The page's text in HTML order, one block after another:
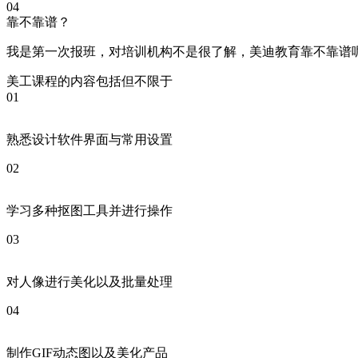
04
靠不靠谱？
我是第一次报班，对培训机构不是很了解，美迪教育靠不靠谱
美工课程的内容包括但不限于
01
熟悉设计软件界面与常用设置
02
学习多种抠图工具并进行操作
03
对人像进行美化以及批量处理
04
制作GIF动态图以及美化产品